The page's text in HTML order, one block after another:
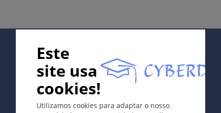
Eczema moluscoso em pacientes com dermatite
atópica ou imunossupressão (>100 lesões).
Terapia
Ceratolíticos, destruição por curetagem,
Este
site usa
cookies!
Utilizamos cookies para adaptar o nosso
In collaboration with Erasmus+ hEduLearnIt editorial
group